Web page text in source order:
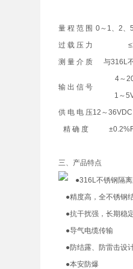
量 程 范 围 0～1、2
过 载 压 力
测 量 介 质
与316L
输 出 信 号
4～
1～
供 电 电 压12～
精 确 度
三、产品特点
●316L不锈钢隔离
●精度高，全不锈钢
●抗干扰强，长期稳
●导气电缆传输
●防结露、防雷击设
●本安防爆